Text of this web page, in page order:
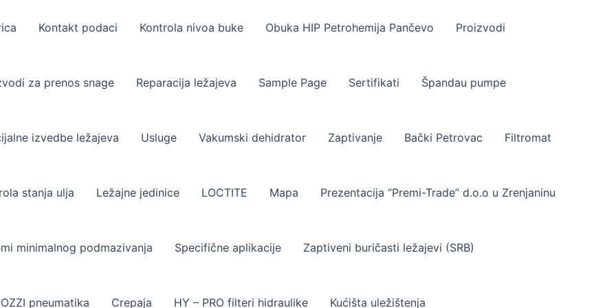
Kontakt podaci Kontrola nivoa buke Obuka HIP Petrohemija Pančevo Proizvodi
za prenos snage Reparacija ležajeva Sample Page Sertifikati Špandau pumpe
izvedbe ležajeva Usluge Vakumski dehidrator Zaptivanje Bački Petrovac Filtromat
stanja ulja Ležajne jedinice LOCTITE Mapa Prezentacija “Premi-Trade” d.o.o u Zrenjaninu
minimalnog podmazivanja Specifične aplikacije Zaptiveni buričasti ležajevi (SRB)
pneumatika Crepaja HY – PRO filteri hidraulike Kućišta uležištenja